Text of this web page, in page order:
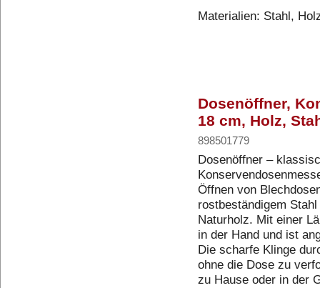
Materialien: Stahl,
Dosenöffner,
18 cm, Holz,
898501779
Dosenöffner –
Öffnen von
rostbeständigem
Naturholz. Mit einer
in der Hand und ist
Die scharfe Klinge
ohne die Dose zu
zu Hause oder in der